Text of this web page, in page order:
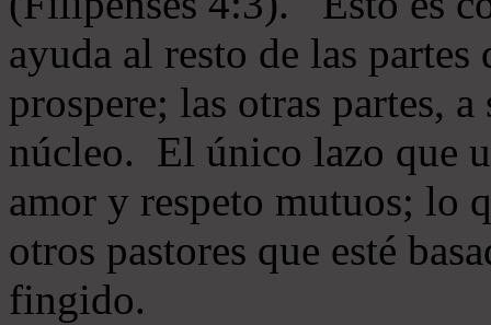
ayuda al resto de las
prospere; las otras partes,
núcleo. El único lazo que
amor y respeto mutuos; lo
otros pastores que esté
fingido.